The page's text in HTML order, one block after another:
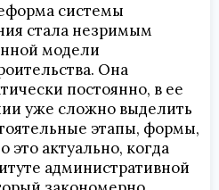
системы
стала незримым
модели
Она
постоянно, в ее
уже сложно выделить
этапы, формы,
актуально, когда
административной